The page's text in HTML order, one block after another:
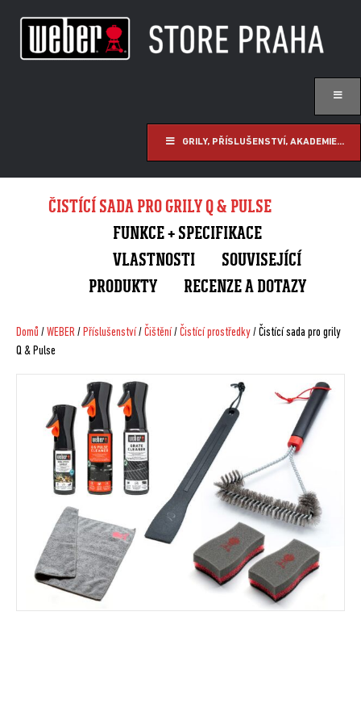
GRILY, PŘÍSLUŠENSTVÍ, AKADEMIE...
ČISTÍCÍ SADA PRO GRILY Q & PULSE
FUNKCE + SPECIFIKACE
VLASTNOSTI
SOUVISEJÍCÍ
PRODUKTY
RECENZE A DOTAZY
Domů /WEBER/ Příslušenství/Čištění/Čistící prostředky/ Čistící sada pro grily
Q & Pulse